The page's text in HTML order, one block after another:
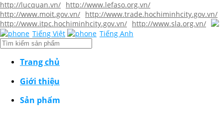
http://lucquan.vn/ http://www.lefaso.org.vn/
http://www.moit.gov.vn/ http://www.trade.hochiminhcity.gov.vn/
http://www.itpc.hochiminhcity.gov.vn/ http://www.sla.org.vn/
Tiếng Việt
Tiếng Anh
Trang chủ
Giới thiệu
Sản phẩm